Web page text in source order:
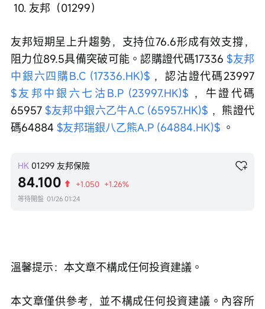
10. 友邦（01299）
友邦短期呈上升趨勢，支持位76.6形成有效支撐，
阻力位89.5具備突破可能。認購證代碼17336 $友邦
中銀六四購B.C (17336.HK)$ ，認沽證代碼23997
$友邦中銀六七沽B.P (23997.HK)$ ，牛證代碼
65957 $友邦中銀六乙牛A.C (65957.HK)$ ，熊證代
碼64884 $友邦瑞銀八乙熊A.P (64884.HK)$ 。
HK 01299 友邦保險
84.100 +1.050 +1.26%
等待開盤 01/26 01:24
溫馨提示：本文章不構成任何投資建議。
本文章僅供參考，並不構成任何投資建議。內容所